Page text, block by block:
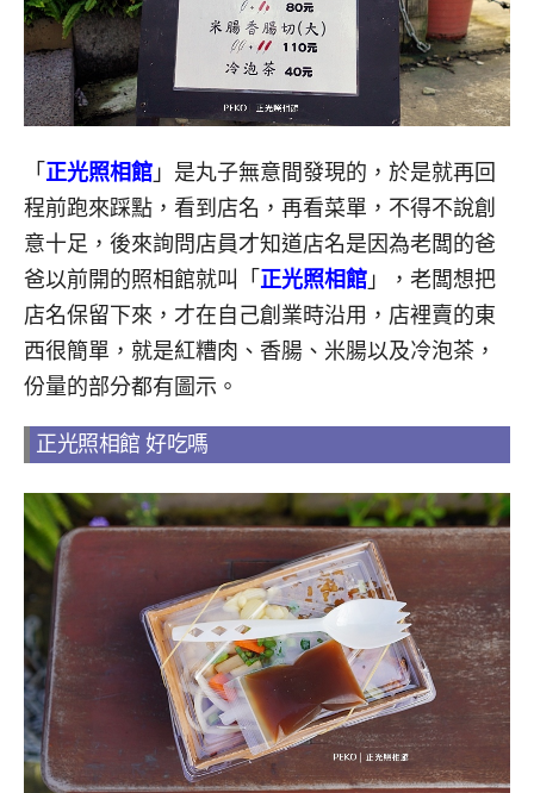
「 正光照相館 」是丸子無意間發現的，於是就再回
程前跑來踩點，看到店名，再看菜單，不得不說創
意十足，後來詢問店員才知道店名是因為老闆的爸
爸以前開的照相館就叫「 正光照相館 」，老闆想把
店名保留下來，才在自己創業時沿用，店裡賣的東
西很簡單，就是紅糟肉、香腸、米腸以及冷泡茶，
份量的部分都有圖示。
正光照相館 好吃嗎